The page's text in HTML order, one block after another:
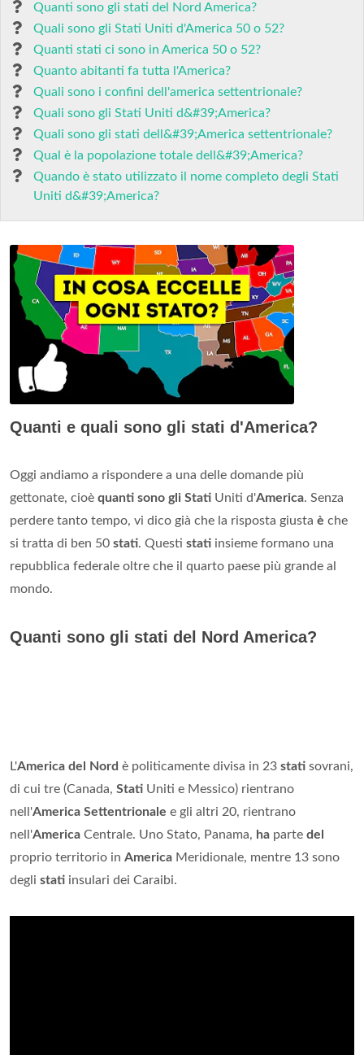
Quanti sono gli stati del Nord America?
Quali sono gli Stati Uniti d'America 50 o 52?
Quanti stati ci sono in America 50 o 52?
Quanto abitanti fa tutta l'America?
Quali sono i confini dell'america settentrionale?
Quali sono gli Stati Uniti d&#39;America?
Quali sono gli stati dell&#39;America settentrionale?
Qual è la popolazione totale dell&#39;America?
Quando è stato utilizzato il nome completo degli Stati
Uniti d&#39;America?
Quanti e quali sono gli stati d'America?
Oggi andiamo a rispondere a una delle domande più
gettonate, cioè quanti sono gli Stati Uniti d'America. Senza
perdere tanto tempo, vi dico già che la risposta giusta è che
si tratta di ben 50 stati. Questi stati insieme formano una
repubblica federale oltre che il quarto paese più grande al
mondo.
Quanti sono gli stati del Nord America?
L'America del Nord è politicamente divisa in 23 stati sovrani,
di cui tre (Canada, Stati Uniti e Messico) rientrano
nell'America Settentrionale e gli altri 20, rientrano
nell'America Centrale. Uno Stato, Panama, ha parte del
proprio territorio in America Meridionale, mentre 13 sono
degli stati insulari dei Caraibi.